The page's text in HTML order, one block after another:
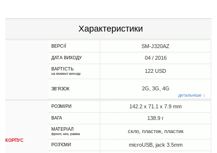
Характеристики
ВЕРСІЇ SM-J320AZ
ДАТА ВИХОДУ 04 / 2016
ВАРТІСТЬ
на момент виходу 122 USD
ЗВ'ЯЗОК 2G, 3G, 4G
детальніше ↓
КОРПУС
РОЗМІРИ 142.2 x 71.1 x 7.9 mm
ВАГА 138.9 г
МАТЕРІАЛ
фронт, низ, рамка скло, пластик, пластик
РОЗ'ЄМИ microUSB, jack 3.5mm